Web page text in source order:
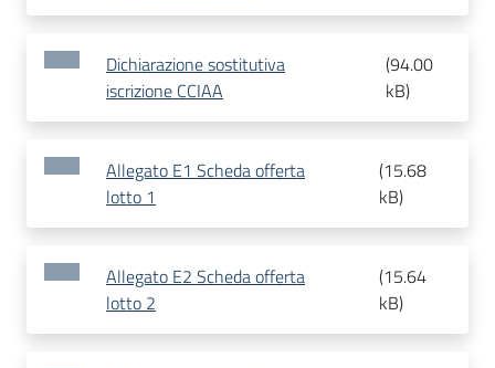
Dichiarazione sostitutiva
iscrizione CCIAA
(94.00
kB)
Allegato E1 Scheda offerta
lotto 1
(15.68
kB)
Allegato E2 Scheda offerta
lotto 2
(15.64
kB)